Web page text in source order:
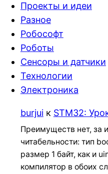
Проекты и идеи
Разное
Робософт
Роботы
Сенсоры и датчики
Технологии
Электроника
burjuiк STM32:
Преимуществ нет, за
читабельности: тип
размер 1 байт, как и
компилятор в обоих